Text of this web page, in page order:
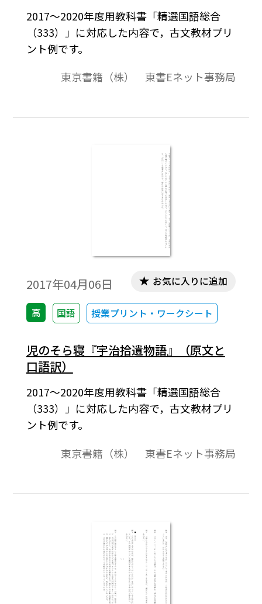
2017～2020年度用教科書「精選国語総合
（333）」に対応した内容で，古文教材プリ
ント例です。
東京書籍（株） 東書Eネット事務局
2017年04月06日
高 国語 授業プリント・ワークシート
お気に入りに追加
児のそら寝『宇治拾遺物語』（原文と
口語訳）
2017～2020年度用教科書「精選国語総合
（333）」に対応した内容で，古文教材プリ
ント例です。
東京書籍（株） 東書Eネット事務局